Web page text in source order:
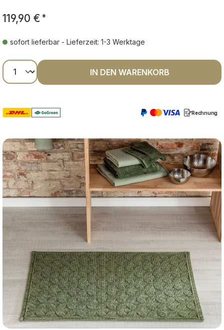
119,90 € *
sofort lieferbar - Lieferzeit: 1-3 Werktage
Produkt Anzahl: Gib den gewünschten
IN DEN WARENKORB
Rechnung